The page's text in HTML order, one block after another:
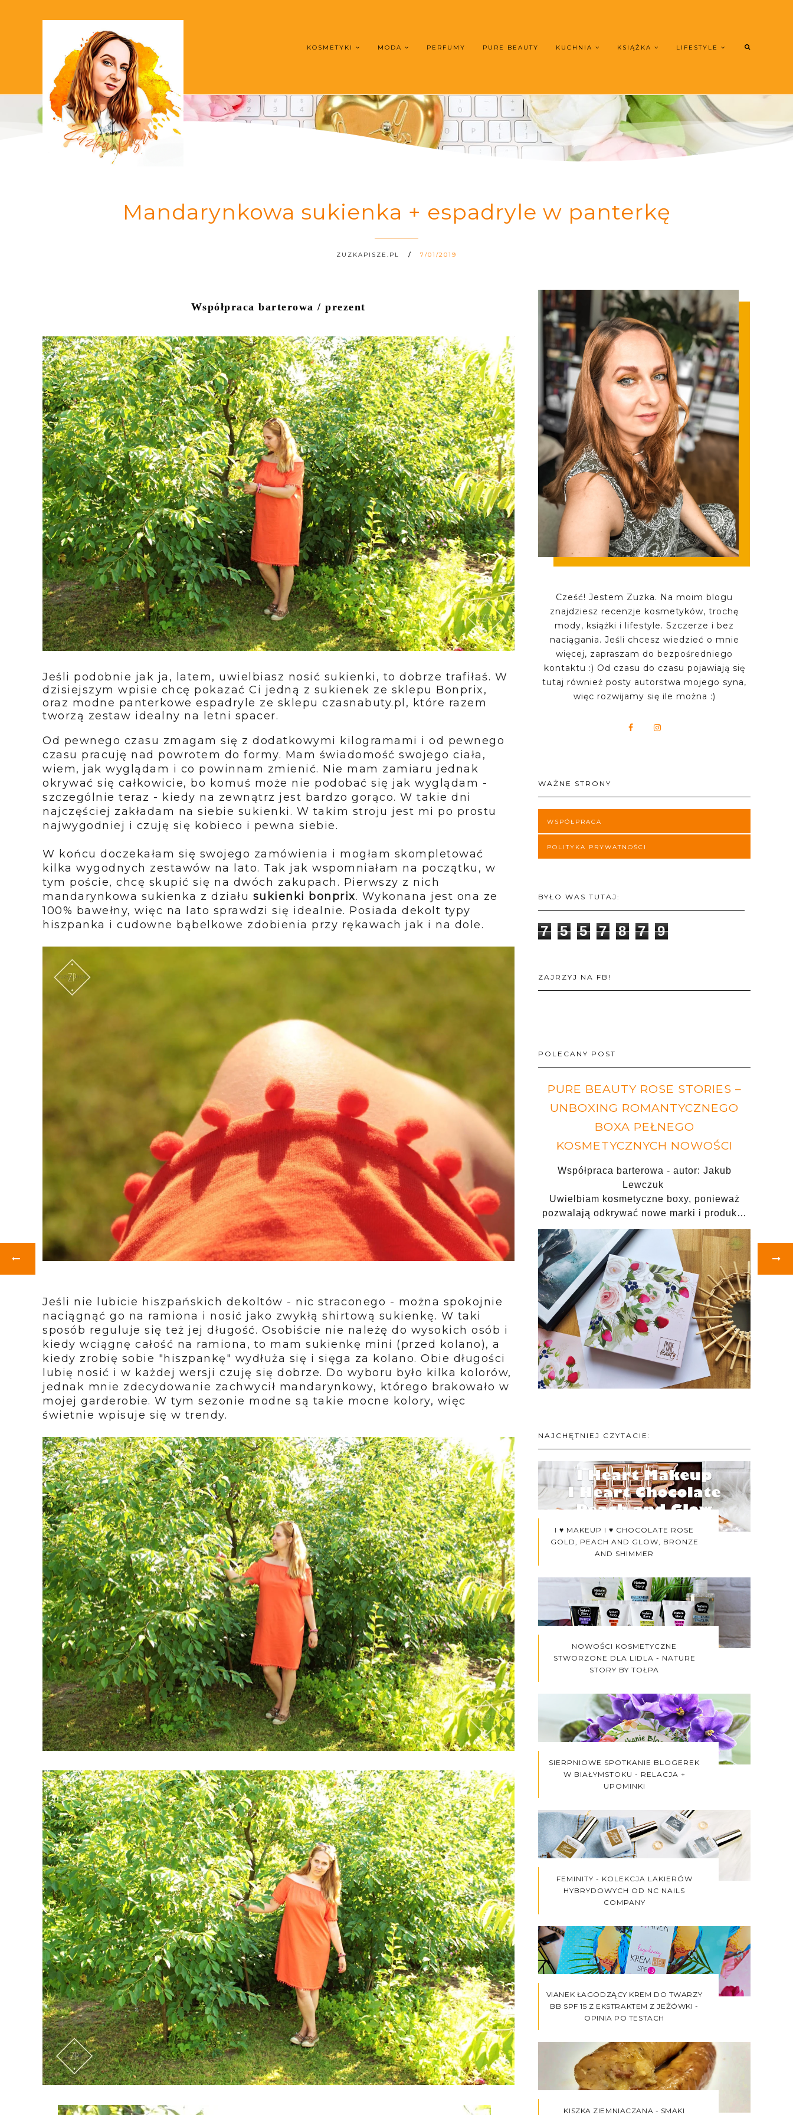
KOSMETYKI MODA PERFUMY PURE BEAUTY KUCHNIA KSIĄŻKA LIFESTYLE
Mandarynkowa sukienka + espadryle w panterkę
ZUZKAPISZE.PL 7/01/2019
Współpraca barterowa / prezent
Jeśli podobnie jak ja, latem, uwielbiasz nosić sukienki, to dobrze trafiłaś. W
dzisiejszym wpisie chcę pokazać Ci jedną z sukienek ze sklepu Bonprix,
oraz modne panterkowe espadryle ze sklepu czasnabuty.pl, które razem
tworzą zestaw idealny na letni spacer.
Od pewnego czasu zmagam się z dodatkowymi kilogramami i od pewnego
czasu pracuję nad powrotem do formy. Mam świadomość swojego ciała,
wiem, jak wyglądam i co powinnam zmienić. Nie mam zamiaru jednak
okrywać się całkowicie, bo komuś może nie podobać się jak wyglądam -
szczególnie teraz - kiedy na zewnątrz jest bardzo gorąco. W takie dni
najczęściej zakładam na siebie sukienki. W takim stroju jest mi po prostu
najwygodniej i czuję się kobieco i pewna siebie.
W końcu doczekałam się swojego zamówienia i mogłam skompletować
kilka wygodnych zestawów na lato. Tak jak wspomniałam na początku, w
tym poście, chcę skupić się na dwóch zakupach. Pierwszy z nich
mandarynkowa sukienka z działu sukienki bonprix. Wykonana jest ona ze
100% bawełny, więc na lato sprawdzi się idealnie. Posiada dekolt typy
hiszpanka i cudowne bąbelkowe zdobienia przy rękawach jak i na dole.
Jeśli nie lubicie hiszpańskich dekoltów - nic straconego - można spokojnie
naciągnąć go na ramiona i nosić jako zwykłą shirtową sukienkę. W taki
sposób reguluje się też jej długość. Osobiście nie należę do wysokich osób i
kiedy wciągnę całość na ramiona, to mam sukienkę mini (przed kolano), a
kiedy zrobię sobie "hiszpankę" wydłuża się i sięga za kolano. Obie długości
lubię nosić i w każdej wersji czuję się dobrze. Do wyboru było kilka kolorów,
jednak mnie zdecydowanie zachwycił mandarynkowy, którego brakowało w
mojej garderobie. W tym sezonie modne są takie mocne kolory, więc
świetnie wpisuje się w trendy.
Cześć! Jestem Zuzka. Na moim blogu
znajdziesz recenzje kosmetyków, trochę
mody, książki i lifestyle. Szczerze i bez
naciągania. Jeśli chcesz wiedzieć o mnie
więcej, zapraszam do bezpośredniego
kontaktu :) Od czasu do czasu pojawiają się
tutaj również posty autorstwa mojego syna,
więc rozwijamy się ile można :)
WAŻNE STRONY
WSPÓŁPRACA
POLITYKA PRYWATNOŚCI
BYŁO WAS TUTAJ:
7 5 5 7 8 7 9
ZAJRZYJ NA FB!
POLECANY POST
PURE BEAUTY ROSE STORIES –
UNBOXING ROMANTYCZNEGO
BOXA PEŁNEGO
KOSMETYCZNYCH NOWOŚCI
Współpraca barterowa - autor: Jakub
Lewczuk
Uwielbiam kosmetyczne boxy, ponieważ
pozwalają odkrywać nowe marki i produk…
NAJCHĘTNIEJ CZYTACIE:
I ♥ MAKEUP I ♥ CHOCOLATE ROSE
GOLD, PEACH AND GLOW, BRONZE
AND SHIMMER
NOWOŚCI KOSMETYCZNE
STWORZONE DLA LIDLA - NATURE
STORY BY TOŁPA
SIERPNIOWE SPOTKANIE BLOGEREK
W BIAŁYMSTOKU - RELACJA +
UPOMINKI
FEMINITY - KOLEKCJA LAKIERÓW
HYBRYDOWYCH OD NC NAILS
COMPANY
VIANEK ŁAGODZĄCY KREM DO TWARZY
BB SPF 15 Z EKSTRAKTEM Z JEŻÓWKI -
OPINIA PO TESTACH
KISZKA ZIEMNIACZANA - SMAKI